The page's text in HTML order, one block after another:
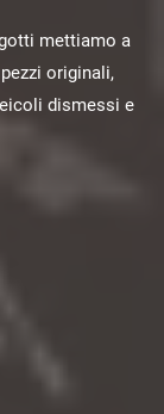
mettiamo a
originali,
dismessi e